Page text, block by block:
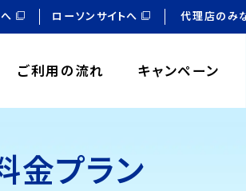
ご利用の流れ キャンペーン
ローソンサイトへ 代理店のみ
金プラン